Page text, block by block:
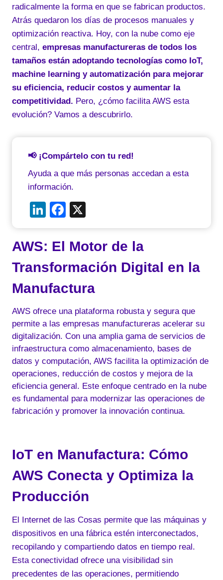
radicalmente la forma en que se fabrican productos.
Atrás quedaron los días de procesos manuales y
optimización reactiva. Hoy, con la nube como eje
central, empresas manufactureras de todos los
tamaños están adoptando tecnologías como IoT,
machine learning y automatización para mejorar
su eficiencia, reducir costos y aumentar la
competitividad. Pero, ¿cómo facilita AWS esta
evolución? Vamos a descubrirlo.
📢 ¡Compártelo con tu red!
Ayuda a que más personas accedan a esta
información.
Li
n
k
e
dI
n
F
a
c
b
o
o
k
AWS: El Motor de la
Transformación Digital en la
Manufactura
AWS ofrece una plataforma robusta y segura que
permite a las empresas manufactureras acelerar su
digitalización. Con una amplia gama de servicios de
infraestructura como almacenamiento, bases de
datos y computación, AWS facilita la optimización de
operaciones, reducción de costos y mejora de la
eficiencia general. Este enfoque centrado en la nube
es fundamental para modernizar las operaciones de
fabricación y promover la innovación continua.
IoT en Manufactura: Cómo
AWS Conecta y Optimiza la
Producción
El Internet de las Cosas permite que las máquinas y
dispositivos en una fábrica estén interconectados,
recopilando y compartiendo datos en tiempo real.
Esta conectividad ofrece una visibilidad sin
precedentes de las operaciones, permitiendo